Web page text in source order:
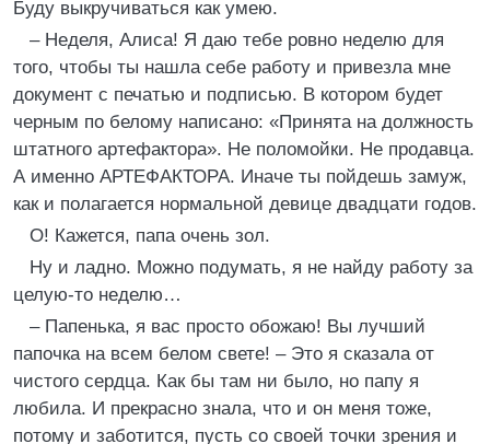
Буду выкручиваться как умею.
– Неделя, Алиса! Я даю тебе ровно неделю для
того, чтобы ты нашла себе работу и привезла мне
документ с печатью и подписью. В котором будет
черным по белому написано: «Принята на должность
штатного артефактора». Не поломойки. Не продавца.
А именно АРТЕФАКТОРА. Иначе ты пойдешь замуж,
как и полагается нормальной девице двадцати годов.
О! Кажется, папа очень зол.
Ну и ладно. Можно подумать, я не найду работу за
целую-то неделю…
– Папенька, я вас просто обожаю! Вы лучший
папочка на всем белом свете! – Это я сказала от
чистого сердца. Как бы там ни было, но папу я
любила. И прекрасно знала, что и он меня тоже,
потому и заботится, пусть со своей точки зрения и